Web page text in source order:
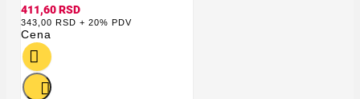
411,60 RSD
343,00 RSD + 20% PDV
Cena

